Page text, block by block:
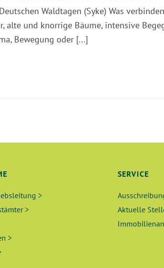
Waldtagen (Syke) Was
alte und knorrige Bäume, intensive
Bewegung oder [...]
>
>
>
SERVICE
Aktuelle